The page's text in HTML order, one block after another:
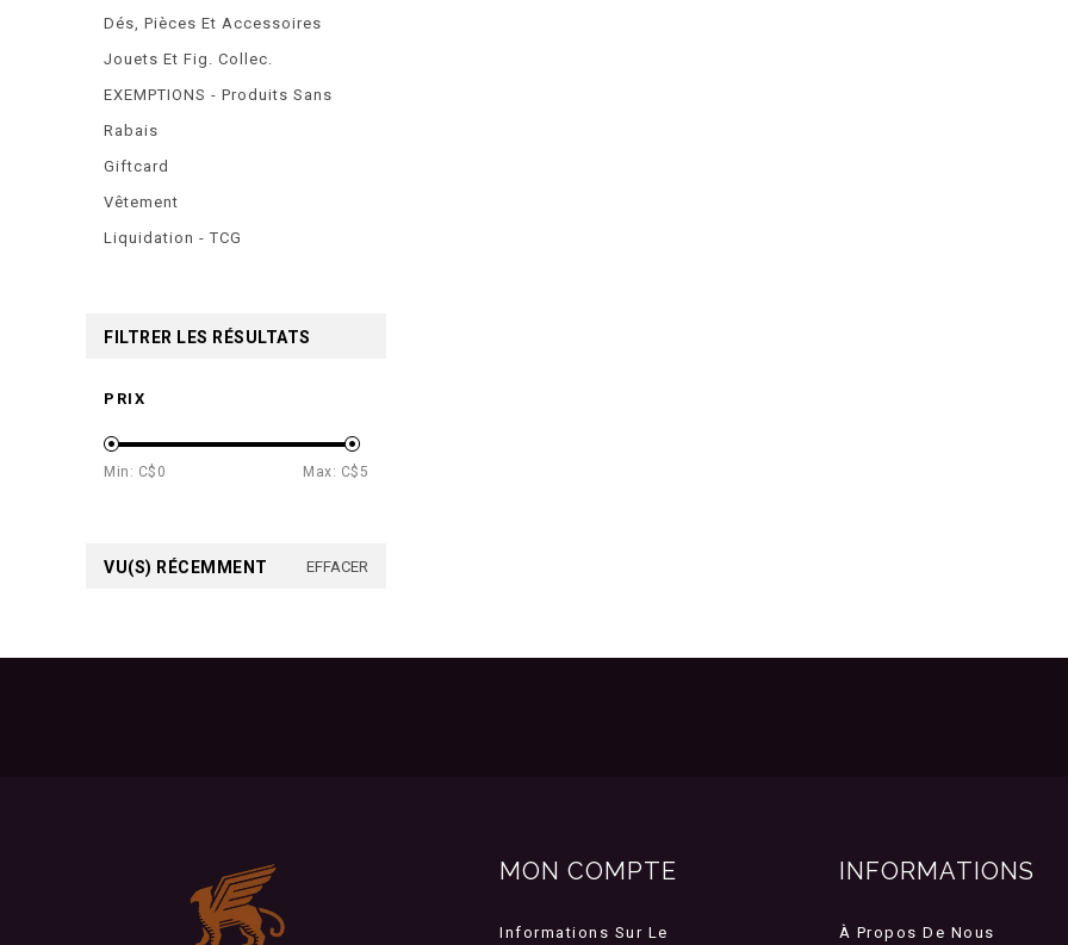
Dés, Pièces Et Accessoires
Jouets Et Fig. Collec.
EXEMPTIONS - Produits Sans
Rabais
Giftcard
Vêtement
Liquidation - TCG
FILTRER LES RÉSULTATS
PRIX
Min: C$ 0 Max: C$ 5
VU(S) RÉCEMMENT EFFACER
MON COMPTE
Informations Sur Le
INFORMATIONS
À Propos De Nous